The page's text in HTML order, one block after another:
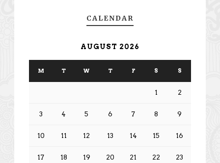
CALENDAR
AUGUST 2026
M T W T F S S
1 2
3 4 5 6 7 8 9
10 11 12 13 14 15 16
17 18 19 20 21 22 23